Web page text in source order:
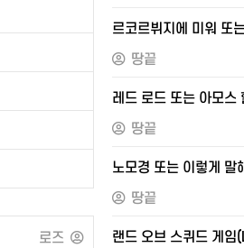
로즈
르코르뷔지에 미워 또
땅끝
레드 로드 또는 아모스
땅끝
노모경 또는 이렇게 말
땅끝
랜드 오브 스퀴드 게